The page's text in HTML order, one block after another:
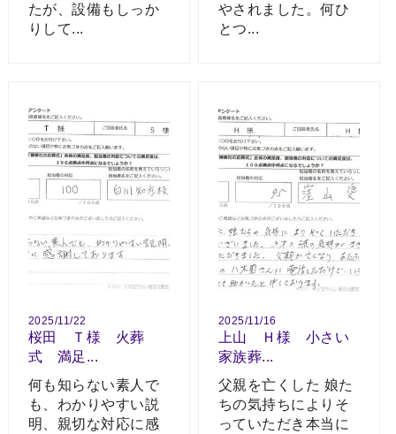
たが、設備もしっか
りして...
やされました。何ひ
とつ...
2025/11/22
桜田 Ｔ様 火葬
式 満足...
何も知らない素人で
も、わかりやすい説
明、親切な対応に感
2025/11/16
上山 Ｈ様 小さい
家族葬...
父親を亡くした 娘た
ちの気持ちによりそ
っていただき本当に